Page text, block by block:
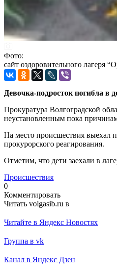
Фото:
сайт оздоровительного лагеря
Девочка-подросток погибла в
Прокуратура Волгоградской
неустановленным пока
На место происшествия выехал
прокурорского реагирования.
Отметим, что дети заехали в
Происшествия
0
Комментировать
Читать volgasib.ru в
Читайте в Яндекс Новостях
Группа в vk
Канал в Яндекс Дзен